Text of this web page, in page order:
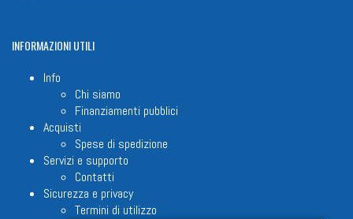
INFORMAZIONIUTILI
Info
Chi siamo
Finanziamenti pubblici
Acquisti
Spese di spedizione
Servizi e supporto
Contatti
Sicurezza e privacy
Termini di utilizzo